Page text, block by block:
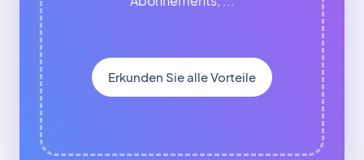
Erkunden Sie alle Vorteile